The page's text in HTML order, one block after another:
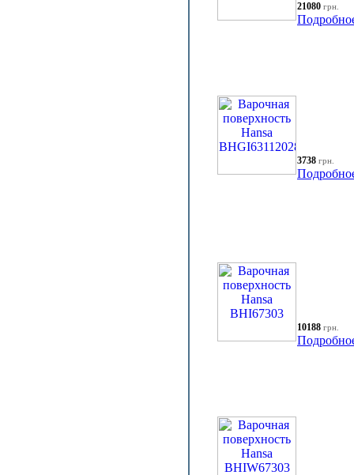
21080 грн.
3738 грн.
10188 грн.